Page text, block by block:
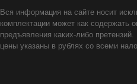
Вся информация на сайте носит
комплектации может как содержать
предъявления каких-либо
цены указаны в рублях со всеми